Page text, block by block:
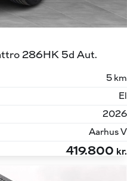
286HK 5d Aut.
5 km
El
2026
Aarhus V
419.800 kr.